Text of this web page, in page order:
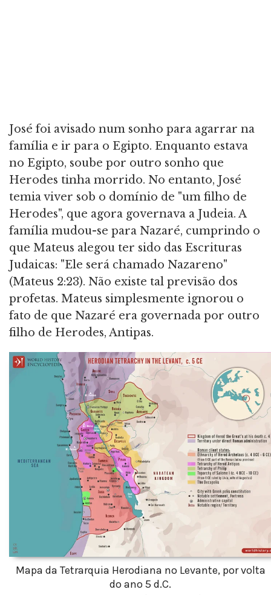
José foi avisado num sonho para agarrar na
família e ir para o Egipto. Enquanto estava
no Egipto, soube por outro sonho que
Herodes tinha morrido. No entanto, José
temia viver sob o domínio de "um filho de
Herodes", que agora governava a Judeia. A
família mudou-se para Nazaré, cumprindo o
que Mateus alegou ter sido das Escrituras
Judaicas: "Ele será chamado Nazareno"
(Mateus 2:23). Não existe tal previsão dos
profetas. Mateus simplesmente ignorou o
fato de que Nazaré era governada por outro
filho de Herodes, Antipas.
Mapa da Tetrarquia Herodiana no Levante, por volta
do ano 5 d.C.